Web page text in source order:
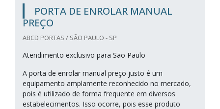
PORTA DE ENROLAR MANUAL
PREÇO
ABCD PORTAS / SÃO PAULO - SP
Atendimento exclusivo para São Paulo
A porta de enrolar manual preço justo é um
equipamento amplamente reconhecido no mercado,
pois é utilizado de forma frequente em diversos
estabelecimentos. Isso ocorre, pois esse produto